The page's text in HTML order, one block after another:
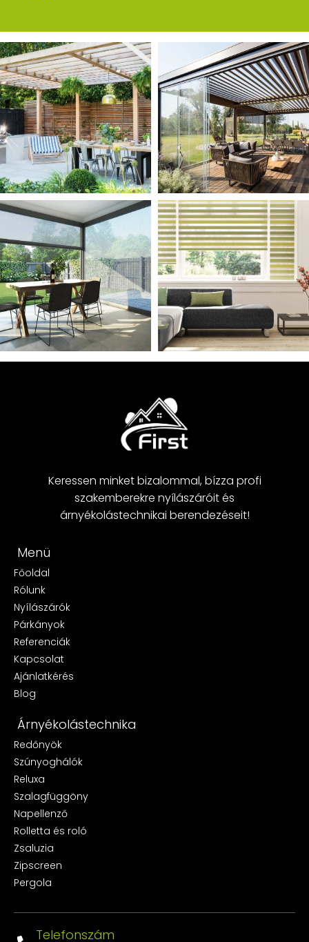
Keressen minket bizalommal, bízza profi
szakemberekre nyílászáróit és
árnyékolástechnikai berendezéseit!
Menü
Főoldal
Rólunk
Nyílászárók
Párkányok
Referenciák
Kapcsolat
Ajánlatkérés
Blog
Árnyékolástechnika
Redőnyök
Szúnyoghálók
Reluxa
Szalagfüggöny
Napellenző
Rolletta és roló
Zsaluzia
Zipscreen
Pergola
Telefonszám